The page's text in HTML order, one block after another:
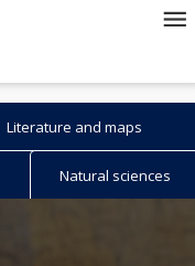
Literature and maps
Natural sciences